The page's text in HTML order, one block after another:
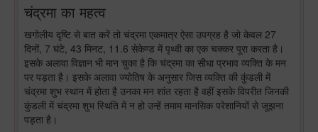
चंद्रमा का महत्व
खगोलीय दृष्टि से बात करें तो चंद्रमा एकमात्र ऐसा उपग्रह है जो केवल 27
दिनों, 7 घंटे, 43 मिनट, 11.6 सेकेण्ड में पृथ्वी का एक चक्कर पूरा करता है।
इसके अलावा विज्ञान भी मान चुका है कि चंद्रमा का सीधा प्रभाव व्यक्ति के मन
पर पड़ता है। इसके अलावा ज्योतिष के अनुसार जिस व्यक्ति की कुंडली में
चंद्रमा शुभ स्थान में होता है उनका मन शांत रहता है वहीं इसके विपरीत जिनकी
कुंडली में चंद्रमा शुभ स्थिति में न हो उन्हें तमाम मानसिक परेशानियों से जूझना
पड़ता है।